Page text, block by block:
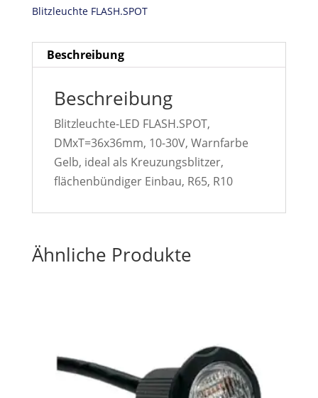
Blitzleuchte FLASH.SPOT
Beschreibung
Beschreibung
Blitzleuchte-LED FLASH.SPOT,
DMxT=36x36mm, 10-30V, Warnfarbe
Gelb, ideal als Kreuzungsblitzer,
flächenbündiger Einbau, R65, R10
Ähnliche Produkte